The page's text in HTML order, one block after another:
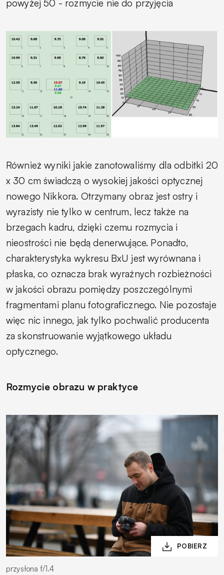
powyżej 50 - rozmycie nie do przyjęcia
Również wyniki jakie zanotowaliśmy dla odbitki 20
x 30 cm świadczą o wysokiej jakości optycznej
nowego Nikkora. Otrzymany obraz jest ostry i
wyrazisty nie tylko w centrum, lecz także na
brzegach kadru, dzięki czemu rozmycia i
nieostrości nie będą denerwujące. Ponadto,
charakterystyka wykresu BxU jest wyrównana i
płaska, co oznacza brak wyraźnych rozbieżności
w jakości obrazu pomiędzy poszczególnymi
fragmentami planu fotograficznego. Nie pozostaje
więc nic innego, jak tylko pochwalić producenta
za skonstruowanie wyjątkowego układu
optycznego.
Rozmycie obrazu w praktyce
przysłona f/1.4